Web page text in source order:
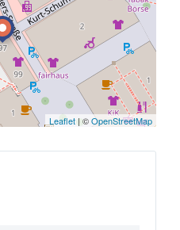
Leaflet | ©OpenStreetMap